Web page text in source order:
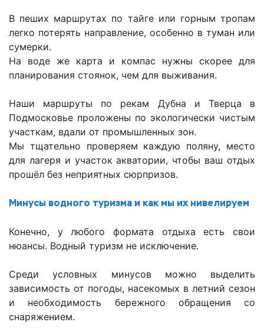
В пеших маршрутах по тайге или горным тропам
легко потерять направление, особенно в туман или
сумерки.
На воде же карта и компас нужны скорее для
планирования стоянок, чем для выживания.
Наши маршруты по рекам Дубна и Тверца в
Подмосковье проложены по экологически чистым
участкам, вдали от промышленных зон.
Мы тщательно проверяем каждую поляну, место
для лагеря и участок акватории, чтобы ваш отдых
прошёл без неприятных сюрпризов.
Минусы водного туризма и как мы их нивелируем
Конечно, у любого формата отдыха есть свои
нюансы. Водный туризм не исключение.
Среди условных минусов можно выделить
зависимость от погоды, насекомых в летний сезон
и необходимость бережного обращения со
снаряжением.